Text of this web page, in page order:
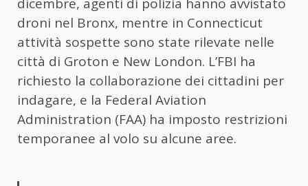
dicembre, agenti di polizia hanno avvistato
droni nel Bronx, mentre in Connecticut
attività sospette sono state rilevate nelle
città di Groton e New London. L’FBI ha
richiesto la collaborazione dei cittadini per
indagare, e la Federal Aviation
Administration (FAA) ha imposto restrizioni
temporanee al volo su alcune aree.